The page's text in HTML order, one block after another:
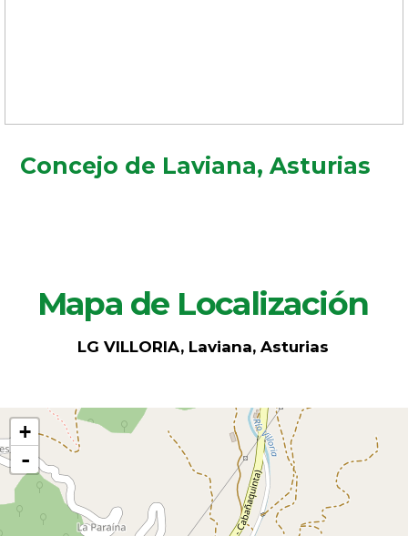
Concejo de Laviana, Asturias
Mapa de Localización
LG VILLORIA, Laviana, Asturias
+
-